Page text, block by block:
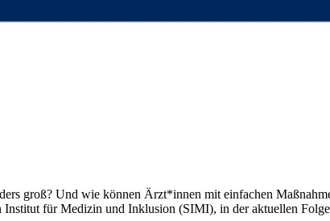
groß? Und wie können Ärzt*innen mit einfachen
für Medizin und Inklusion (SIMI), in der aktuellen